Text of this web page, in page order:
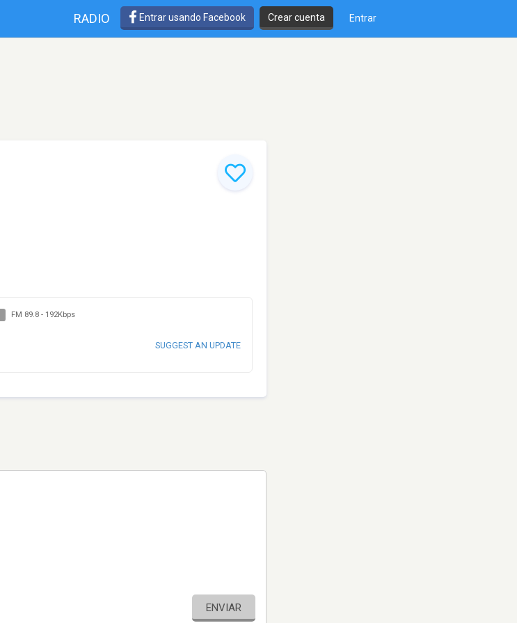
RADIO Entrar usando Facebook Crear cuenta Entrar
FM 89.8- 192Kbps
SUGGEST AN UPDATE
ENVIAR